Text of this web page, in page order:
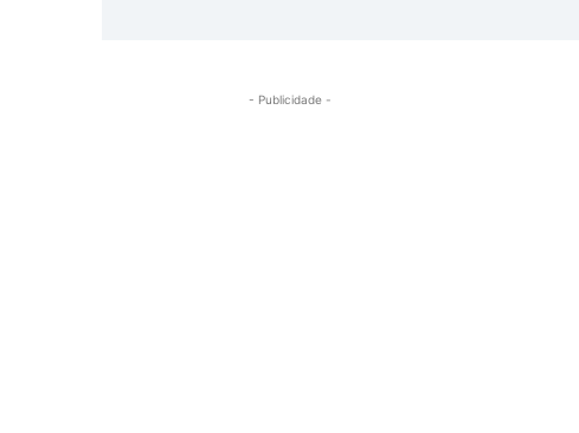
- Publicidade -